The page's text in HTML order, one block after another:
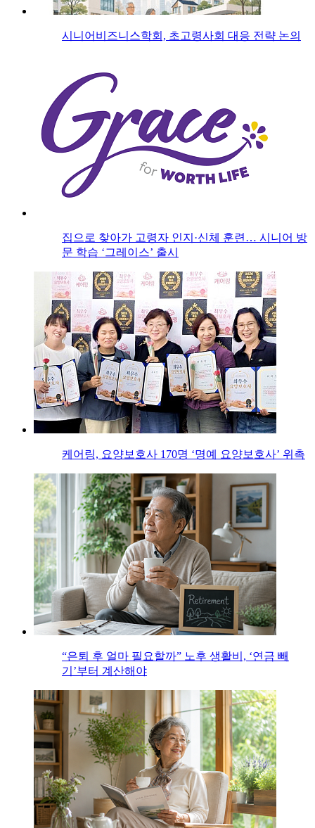
시니어비즈니스학회, 초고령사회 대응 전략 논의
집으로 찾아가 고령자 인지·신체 훈련… 시니어 방
문 학습 ‘그레이스’ 출시
케어링, 요양보호사 170명 ‘명예 요양보호사’ 위촉
“은퇴 후 얼마 필요할까” 노후 생활비, ‘연금 빼
기’부터 계산해야